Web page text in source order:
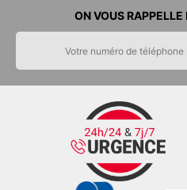
ON VOUS